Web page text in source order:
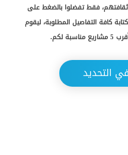
فقط تفضلوا بالضغط على
كافة التفاصيل المطلوبة، ليقوم
لكم.